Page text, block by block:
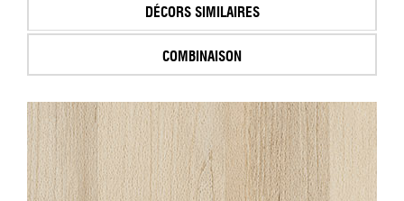
DÉCORS SIMILAIRES
COMBINAISON